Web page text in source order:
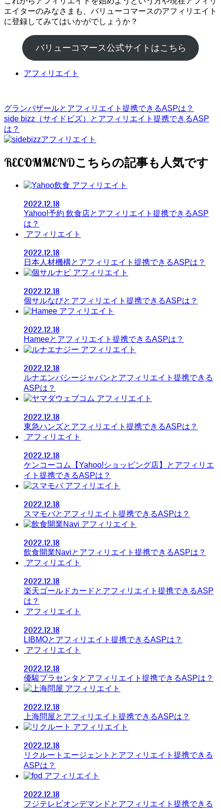
エイターのみなさまも、バリューコマースのアフィリエイト
に登録してみてはいかがでしょうか？
バリューコマース公式サイトはこちら
アフィリエイト
グランバザールとアフィリエイト提携できるASPは？
side bizz（サイドビズ）とアフィリエイト提携できるASP
は？
RECOMMEND
アフィリエイト
2022.12.18
Yahoo!予約 飲食店とアフィリエイト提携できるASP
は？
アフィリエイト
2022.12.18
日本人材機構とアフィリエイト提携できるASPは？
アフィリエイト
2022.12.18
個サルなびとアフィリエイト提携できるASPは？
アフィリエイト
2022.12.18
Hameeとアフィリエイト提携できるASPは？
アフィリエイト
2022.12.18
ルナエンバシージャパンとアフィリエイト提携できる
ASPは？
アフィリエイト
2022.12.18
東急ハンズとアフィリエイト提携できるASPは？
アフィリエイト
2022.12.18
ケンコーコム【Yahoo!ショッピング店】とアフィリエ
イト提携できるASPは？
アフィリエイト
2022.12.18
スマモバとアフィリエイト提携できるASPは？
アフィリエイト
2022.12.18
飲食開業Naviとアフィリエイト提携できるASPは？
アフィリエイト
2022.12.18
楽天ゴールドカードとアフィリエイト提携できるASP
は？
アフィリエイト
2022.12.18
LIBMOとアフィリエイト提携できるASPは？
アフィリエイト
2022.12.18
優駿プラセンタとアフィリエイト提携できるASPは？
アフィリエイト
2022.12.18
上海問屋とアフィリエイト提携できるASPは？
アフィリエイト
2022.12.18
リクルートエージェントとアフィリエイト提携できる
ASPは？
アフィリエイト
2022.12.18
フジテレビオンデマンドとアフィリエイト提携できる